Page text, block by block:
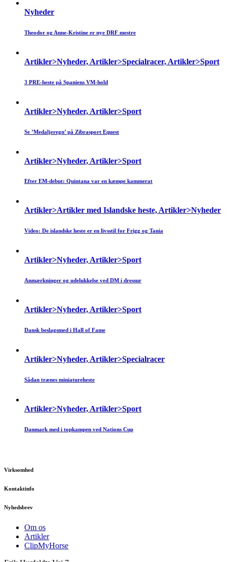
Nyheder
Theodor og Anne-Kristine er nye DRF mestre
Artikler>Nyheder, Artikler>Specialracer, Artikler>Sport
3 PRE-heste på Spaniens VM-hold
Artikler>Nyheder, Artikler>Sport
Se ’Medaljeregn’ på Zibrasport Equest
Artikler>Nyheder, Artikler>Sport
Efter EM-debut: Quintana var en kæmpe kammerat
Artikler>Artikler med Islandske heste, Artikler>Nyheder
Video: De islandske heste er en livsstil for Frigg og Tania
Artikler>Nyheder, Artikler>Sport
Anmærkninger og udelukkelse ved DM i dressur
Artikler>Nyheder, Artikler>Sport
Dansk beslagsmed i Hall of Fame
Artikler>Nyheder, Artikler>Specialracer
Sådan trænes miniatureheste
Artikler>Nyheder, Artikler>Sport
Danmark med i topkampen ved Nations Cup
Virksomhed
Kontaktinfo
Nyhedsbrev
Om os
Artikler
ClipMyHorse